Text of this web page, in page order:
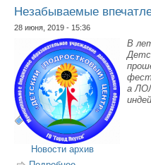
Незабываемые
28 июня, 2019 - 15:36
В
а
Новости архив